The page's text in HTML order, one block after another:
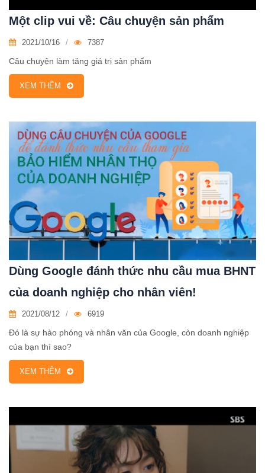
Một clip vui về: Câu chuyện sản phẩm
2021/10/16 7387
Câu chuyện làm tăng giá trị sản phẩm
XEM THÊM
Dùng Google đánh thức nhu cầu mua BHNT
của doanh nghiệp cho nhân viên!
2021/08/12 6919
Đó là sự hào phóng và nhân văn của Google, còn doanh nghiệp
của bạn thì sao?
XEM THÊM